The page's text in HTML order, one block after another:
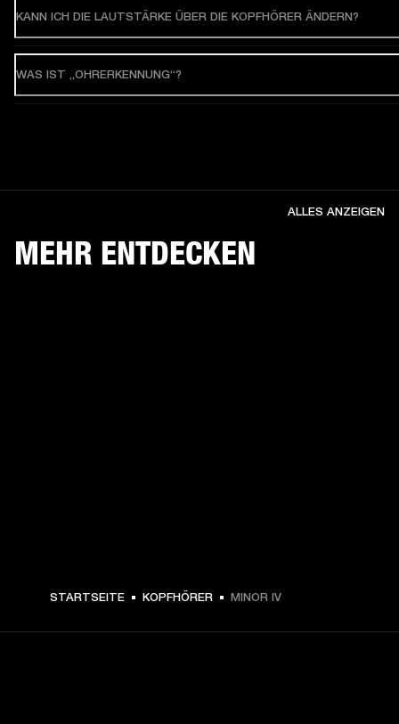
€ 129 -
KANN ICH DIE LAUTSTÄRKE ÜBER DIE KOPFHÖRER ÄNDERN?
WAS IST „OHRERKENNUNG“?
MEHR ENTDECKEN
ALLES ANZEIGEN
STARTSEITE KOPFHÖRER MINOR IV